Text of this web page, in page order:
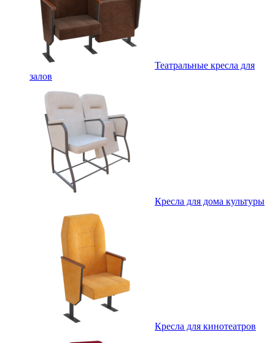
Театральные кресла для
залов
Кресла для дома культуры
Кресла для кинотеатров